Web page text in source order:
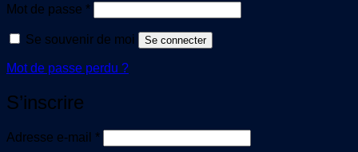
Mot de passe *Obligatoire
Se souvenir de moi Se connecter
Mot de passe perdu ?
S’inscrire
Adresse e-mail *Obligatoire